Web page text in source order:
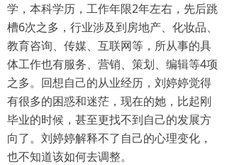
学，本科学历，工作年限2年左右，先后跳
槽6次之多，行业涉及到房地产、化妆品、
教育咨询、传媒、互联网等，所从事的具
体工作也有服务、营销、策划、编辑等4项
之多。回想自己的从业经历，刘婷婷觉得
有很多的困惑和迷茫，现在的她，比起刚
毕业的时候，甚至更找不到自己的发展方
向了。刘婷婷解释不了自己的心理变化，
也不知道该如何去调整。